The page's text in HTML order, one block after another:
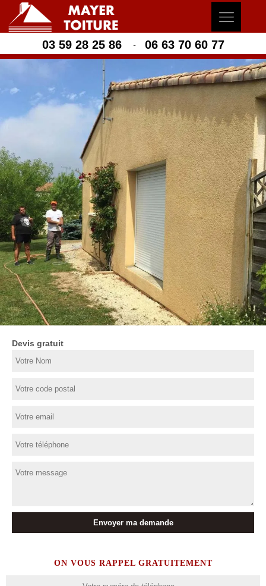
03 59 28 25 86 - 06 63 70 60 77
Devis gratuit
ON VOUS RAPPEL GRATUITEMENT